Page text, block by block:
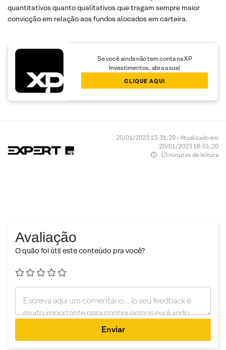
quantitativos quanto qualitativos que tragam sempre maior
convicção em relação aos fundos alocados em carteira.
Se você ainda não tem conta na XP
Investimentos, abra a sua!
CLIQUE AQUI
20/01/2023 15:31:29 • Atualizado em
20/01/2023 16:01:20
13 minutos de leitura
Avaliação
O quão foi útil este conteúdo pra você?
Enviar